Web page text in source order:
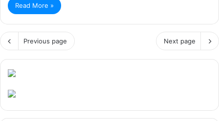
Read More »
Previous page Next page